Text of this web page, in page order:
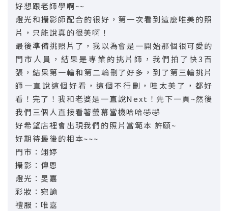
好想跟老師學啊~~
燈光和攝影師配合的很好，第一次看到這麼唯美的照
片，只能說真的很美啊！
最後準備挑照片了，我以為會是一開始那個很可愛的
門市人員，結果是專業的挑片師，我們拍了快3百
張，結果第一輪和第二輪刪了好多，到了第三輪挑片
師一直說這個好看，這個不行刪，哇太美了，都好
看！完了！我和老婆是一直說Next！先下一頁~然後
我們三個人直接看著螢幕當機哈哈🤣🤣
好希望店裡會出現我們的照片當範本 許願~
好期待最後的相本~~~
門市：翊婷
攝影：偉恩
燈光：旻嘉
彩妝：宛諭
禮服：唯嘉